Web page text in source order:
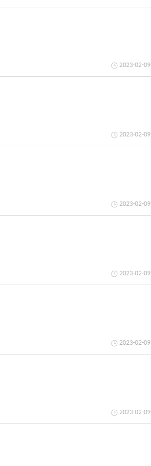
2023-02-09
2023-02-09
2023-02-09
2023-02-09
2023-02-09
2023-02-09